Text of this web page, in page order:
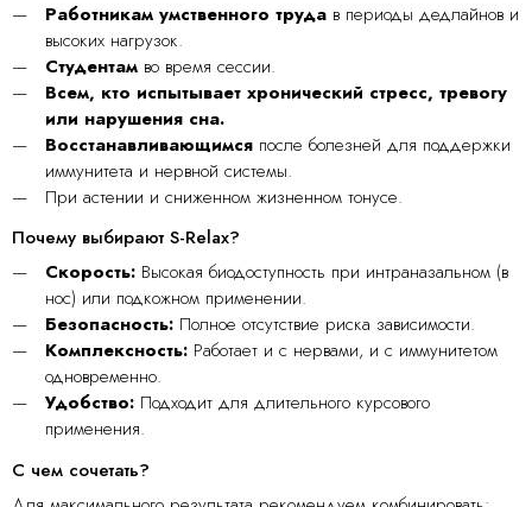
Работникам умственного трудав периоды дедлайнов и
высоких нагрузок.
Студентамво время сессии.
Всем, кто испытывает хронический стресс, тревогу
или нарушения сна.
Восстанавливающимсяпосле болезней для поддержки
иммунитета и нервной системы.
При астении и сниженном жизненном тонусе.
Почему выбирают S-Relax?
Скорость:Высокая биодоступность при интраназальном (в
нос) или подкожном применении.
Безопасность:Полное отсутствие риска зависимости.
Комплексность:Работает и с нервами, и с иммунитетом
одновременно.
Удобство:Подходит для длительного курсового
применения.
С чем сочетать?